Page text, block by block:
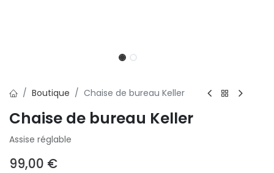
Boutique Chaise de bureau Keller
Chaise de bureau Keller
Assise réglable
99,00 €